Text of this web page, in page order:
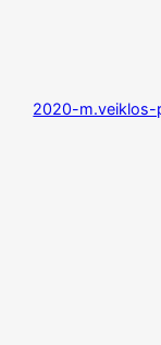
2020-m.veiklos-